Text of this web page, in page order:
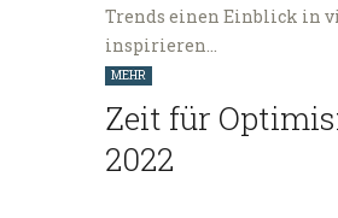
Trends einen Einblick in
inspirieren…
MEHR
Zeit für
2022